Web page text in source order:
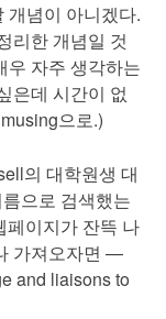
개념이 아니겠다.
리한 개념일 것
우 자주 생각하는
은데 시간이 없
으로.)
의 대학원생 대
으로 검색했는
페이지가 잔뜩 나
가져오자면 —
and liaisons to